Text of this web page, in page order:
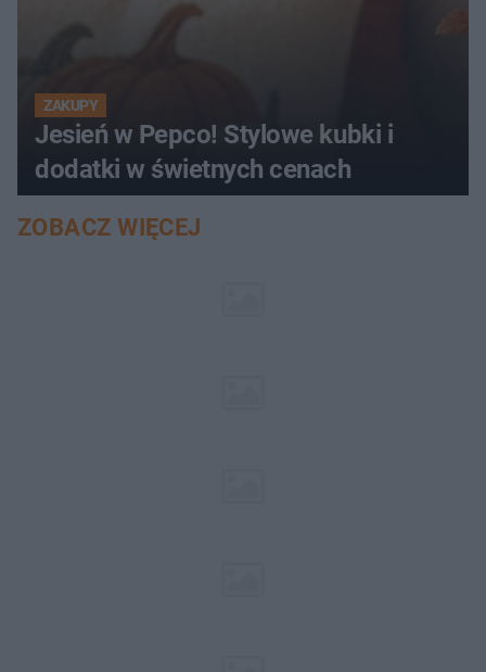
ZAKUPY
Jesień w Pepco! Stylowe kubki i
dodatki w świetnych cenach
ZOBACZ WIĘCEJ